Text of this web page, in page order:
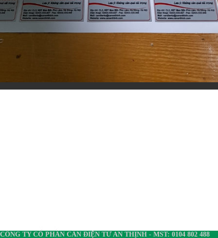
CÔNG TY CỔ PHẦN CÂN ĐIỆN TỬ AN THỊNH - MST: 0104 802 488